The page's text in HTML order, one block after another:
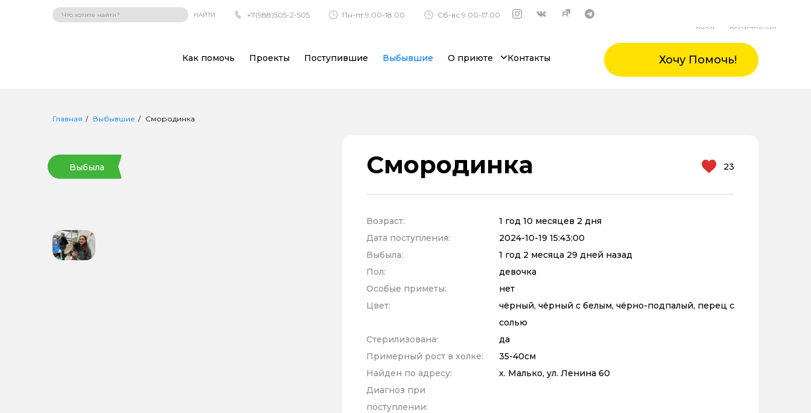
НАЙТИ +7(988)505-2-505 Пн-пт:9.00-18.00 Сб-вс:9.00-17.00
ВХОД РЕГИСТРАЦИЯ
Как помочь Проекты Поступившие Выбывшие О приюте Контакты Хочу Помочь!
Главная Выбывшие Смородинка
Выбыла Смородинка 23
Возраст:
1 год 10 месяцев 2 дня
Дата поступления:
2024-10-19 15:43:00
Выбыла:
1 год 2 месяца 29 дней назад
Пол:
девочка
Особые приметы:
нет
Цвет:
чёрный, чёрный с белым, чёрно-подпалый, перец с
солью
Стерилизована:
да
Примерный рост в холке:
35-40см
Найден по адресу:
х. Малько, ул. Ленина 60
Диагноз при
поступлении: